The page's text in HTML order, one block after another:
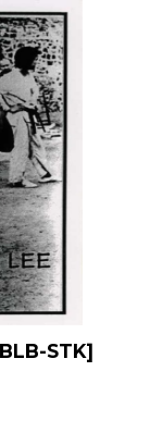
BLB-STK]